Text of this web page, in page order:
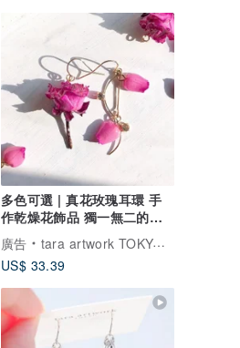
多色可選 | 真花玫瑰耳環 手
作乾燥花飾品 獨一無二的浪
漫
廣告
tara artwork TOKYO | 真實玫瑰
US$ 33.39